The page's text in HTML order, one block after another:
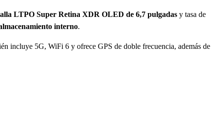
LTPO Super Retina XDR OLED de 6,7 pulgadas y tasa de
interno.
incluye 5G, WiFi 6 y ofrece GPS de doble frecuencia, además de